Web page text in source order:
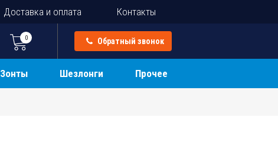
Доставка и оплата Контакты
0 Обратный звонок
Зонты Шезлонги Прочее